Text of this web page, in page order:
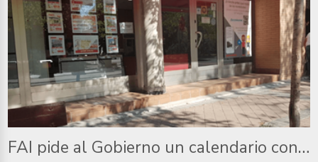
FAI pide al Gobierno un calendario concreto para las medidas de creación oferta de alquiler a corto plazo